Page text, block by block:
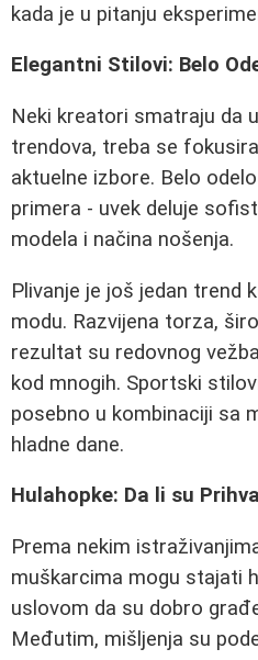
kada je u pitanju
Elegantni Stilovi: Belo
Neki kreatori smatraju da
trendova, treba se
aktuelne izbore. Belo
primera - uvek deluje
modela i načina nošenja.
Plivanje je još jedan trend
modu. Razvijena torza,
rezultat su redovnog
kod mnogih. Sportski
posebno u kombinaciji sa
hladne dane.
Hulahopke: Da li su
Prema nekim
muškarcima mogu stajati
uslovom da su dobro
Međutim, mišljenja su